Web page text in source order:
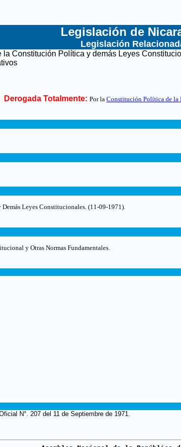
Legislación de
Legislación
la Constitución Política y demás Leyes
Derogada Totalmente: Por la Constitución Política de la
Leyes Constitucionales. (11-09-1971).
y Otras Normas Fundamentales.
N°. 207 del 11 de Septiembre de 1971.